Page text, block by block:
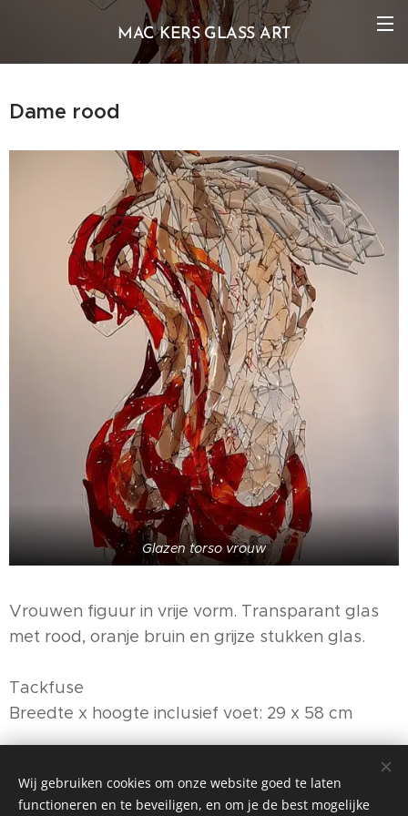
MAC KERS GLASS ART
Dame rood
Glazen torso vrouw
Vrouwen figuur in vrije vorm. Transparant glas
met rood, oranje bruin en grijze stukken glas.
Tackfuse
Breedte x hoogte inclusief voet: 29 x 58 cm
VERKOCHT
Wij gebruiken cookies om onze website goed te laten
functioneren en te beveiligen, en om je de best mogelijke